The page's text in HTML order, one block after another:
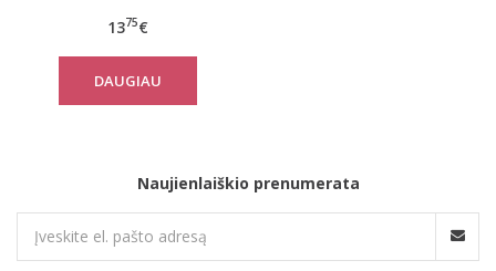
1375€
DAUGIAU
Naujienlaiškio prenumerata